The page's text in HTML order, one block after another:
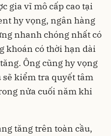
gia vĩ mô cấp cao tại
hy vọng, ngân hàng
nhanh chóng nhất có
khoán có thời hạn dài
Ông cũng hy vọng
kiểm tra quyết tâm
nửa cuối năm khi
tăng trên toàn cầu,